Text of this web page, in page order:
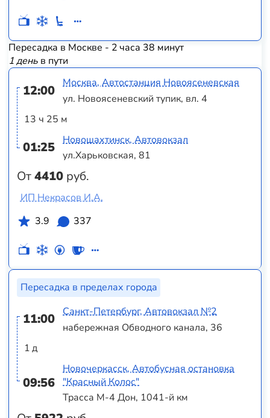
Пересадка в Москве - 2 часа 38 минут
1 деньв пути
12:00
13 ч 25 м
01:25
От4410 руб.
Москва, Автостанция Новоясеневская
ул. Новоясеневский тупик, вл. 4
Новошахтинск, Автовокзал
ул.Харьковская, 81
ИП Некрасов И.А.
3.9
337
Пересадка в пределах города
11:00
1 д
09:56
Санкт-Петербург, Автовокзал №2
набережная Обводного канала, 36
Новочеркасск, Автобусная остановка
"Красный Колос"
Трасса М-4 Дон, 1041-й км